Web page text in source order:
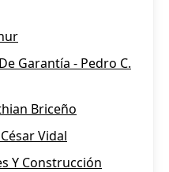
Garantía - Pedro C.
Briceño
Vidal
Y Construcción